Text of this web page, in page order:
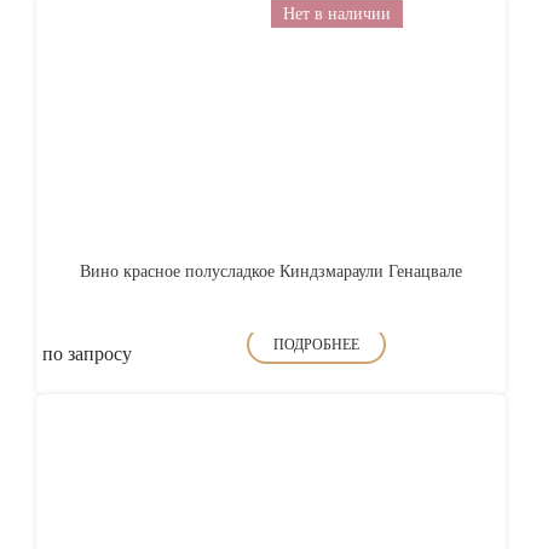
Нет в наличии
Вино красное полусладкое Киндзмараули Генацвале
по запросу ПОДРОБНЕЕ